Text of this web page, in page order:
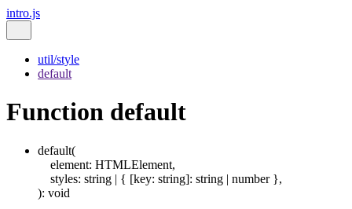
intro.js
util/style
default
Function default
default(
element: HTMLElement,
styles: string | { [key: string]: string | number },
): void